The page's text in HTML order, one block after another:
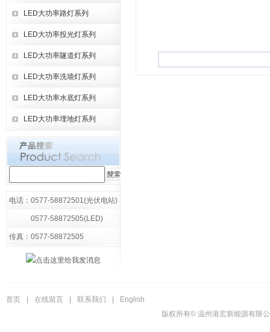
LED大功率路灯系列
LED大功率投光灯系列
LED大功率隧道灯系列
LED大功率洗墙灯系列
LED大功率水底灯系列
LED大功率埋地灯系列
电话：0577-58872501(光伏电站)
0577-58872505(LED)
传真：0577-58872505
首页 在线留言 联系我们
English
版权所有© 温州港宏新能源有